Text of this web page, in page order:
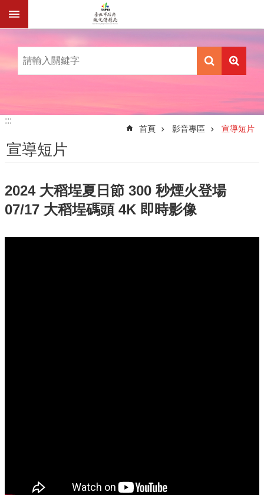
跳到主要內容區塊
:::
:::
首頁 影音專區 宣導短片
宣導短片
2024 大稻埕夏日節 300 秒煙火登場
07/17 大稻埕碼頭 4K 即時影像